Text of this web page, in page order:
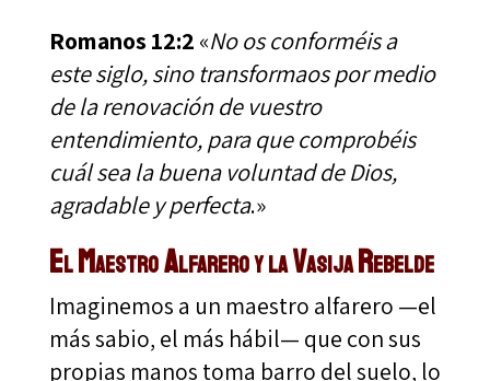
Romanos 12:2 «No os conforméis a
este siglo, sino transformaos por medio
de la renovación de vuestro
entendimiento, para que comprobéis
cuál sea la buena voluntad de Dios,
agradable y perfecta.»
El Maestro Alfarero y la Vasija Rebelde
Imaginemos a un maestro alfarero —el
más sabio, el más hábil— que con sus
propias manos toma barro del suelo, lo